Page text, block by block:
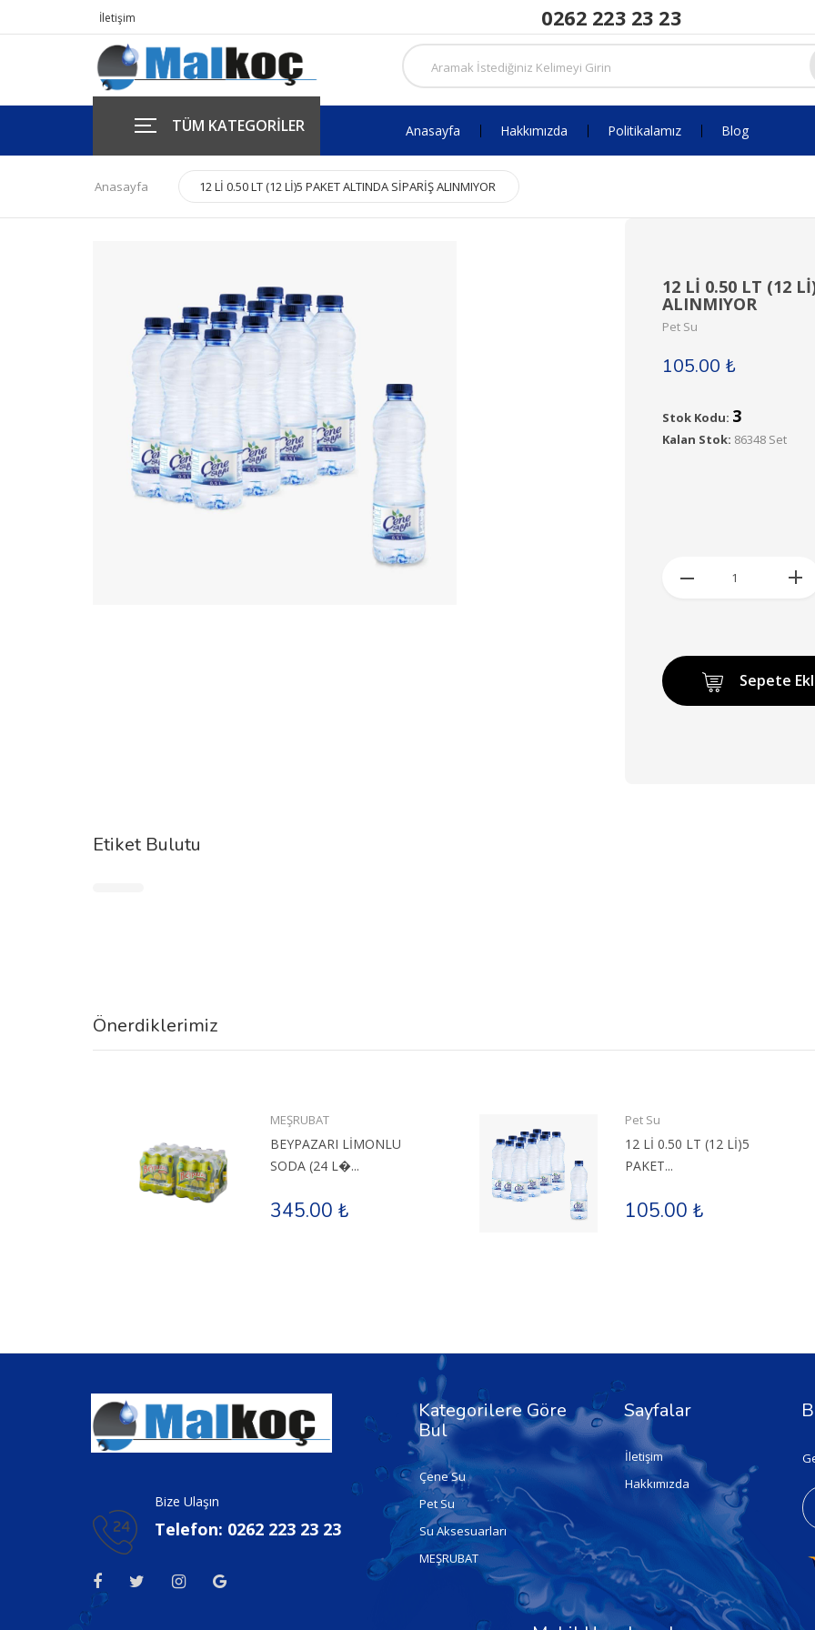
İletişim 0262 223 23 23
TÜM KATEGORİLER Anasayfa Hakkımızda Politikalamız Blog
Anasayfa 12 Lİ 0.50 LT (12 Lİ)5 PAKET ALTINDA SİPARİŞ ALINMIYOR
12 Lİ 0.50 LT (12
ALINMIYOR
Pet Su
105.00 ₺
Stok Kodu: 3
Kalan Stok: 86348 Set
Sepete
Etiket Bulutu
Önerdiklerimiz
MEŞRUBAT
BEYPAZARI LİMONLU
SODA (24 L�...
345.00 ₺
Pet Su
12 Lİ 0.50 LT (12 Lİ)5
PAKET...
105.00 ₺
Bize Ulaşın
Telefon: 0262 223 23 23
Kategorilere Göre
Bul
Çene Su
Pet Su
Su Aksesuarları
MEŞRUBAT
Sayfalar
İletişim
Hakkımızda